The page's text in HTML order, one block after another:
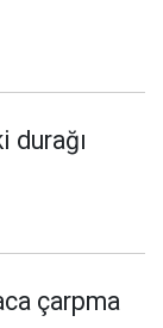
durağı
çarpma